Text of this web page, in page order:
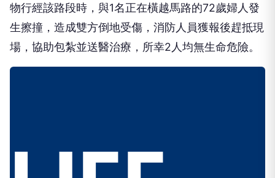
物行經該路段時，與1名正在橫越馬路的72歲婦人發
生擦撞，造成雙方倒地受傷，消防人員獲報後趕抵現
場，協助包紮並送醫治療，所幸2人均無生命危險。